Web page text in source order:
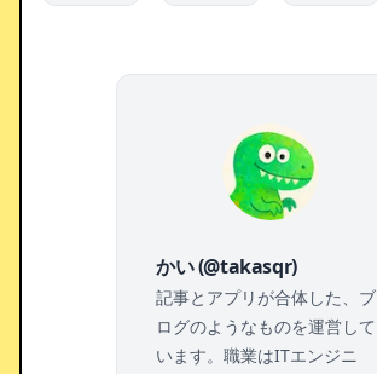
かい (@takasqr)
記事とアプリが合体した、ブ
ログのようなものを運営して
います。職業はITエンジニ